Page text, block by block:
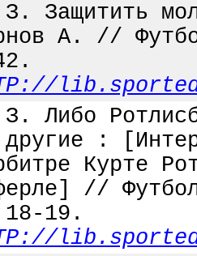
З. Защитить
А. //
Либо
другие :
Курте
//
19.